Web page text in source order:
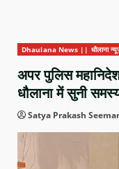
Dhaulana News || धौलाना
अपर पुलिस
धौलाना में सुनी
Satya Prakash